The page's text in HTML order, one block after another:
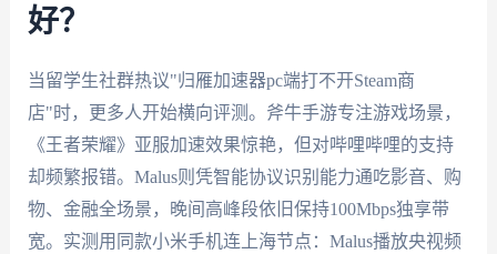
好？
当留学生社群热议"归雁加速器pc端打不开Steam商
店"时，更多人开始横向评测。斧牛手游专注游戏场景，
《王者荣耀》亚服加速效果惊艳，但对哔哩哔哩的支持
却频繁报错。Malus则凭智能协议识别能力通吃影音、购
物、金融全场景，晚间高峰段依旧保持100Mbps独享带
宽。实测用同款小米手机连上海节点：Malus播放央视频